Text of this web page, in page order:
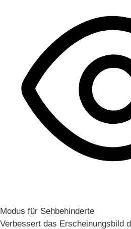
Modus für Sehbehinderte
Verbessert das Erscheinungsbild